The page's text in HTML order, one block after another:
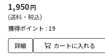
1,950円
(送料・税込)
獲得ポイント : 19
詳細 カートに入れる